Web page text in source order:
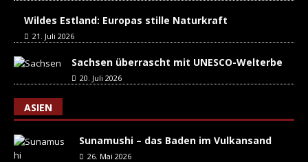
Wildes Estland: Europas stille Naturkraft
21. Juli 2026
Sachsen überrascht mit UNESCO-Welterbe
20. Juli 2026
ASIEN
Sunamushi – das Baden im Vulkansand
26. Mai 2026